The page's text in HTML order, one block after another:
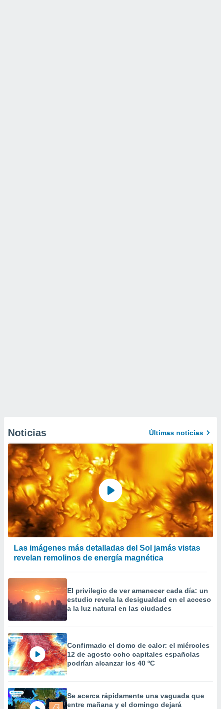
Noticias Últimas noticias
Las imágenes más detalladas del Sol jamás vistas
revelan remolinos de energía magnética
El privilegio de ver amanecer cada día: un
estudio revela la desigualdad en el acceso
a la luz natural en las ciudades
Confirmado el domo de calor: el miércoles
12 de agosto ocho capitales españolas
podrían alcanzar los 40 ºC
Se acerca rápidamente una vaguada que
entre mañana y el domingo dejará